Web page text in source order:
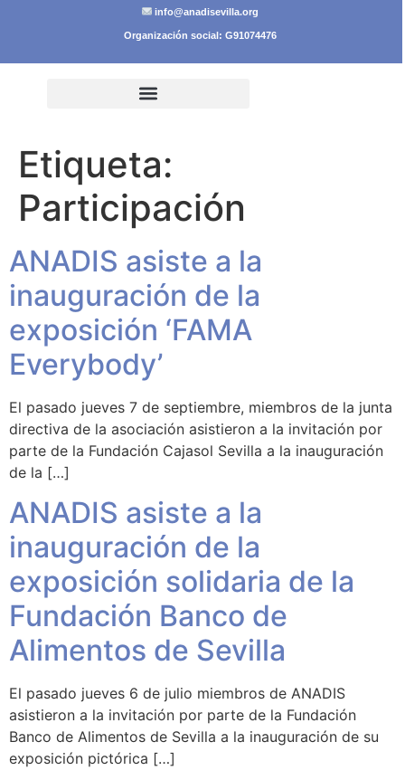
info@anadisevilla.org
Organización social: G91074476
Etiqueta:
Participación
ANADIS asiste a la
inauguración de la
exposición ‘FAMA
Everybody’
El pasado jueves 7 de septiembre, miembros de la junta
directiva de la asociación asistieron a la invitación por
parte de la Fundación Cajasol Sevilla a la inauguración
de la […]
ANADIS asiste a la
inauguración de la
exposición solidaria de la
Fundación Banco de
Alimentos de Sevilla
El pasado jueves 6 de julio miembros de ANADIS
asistieron a la invitación por parte de la Fundación
Banco de Alimentos de Sevilla a la inauguración de su
exposición pictórica […]